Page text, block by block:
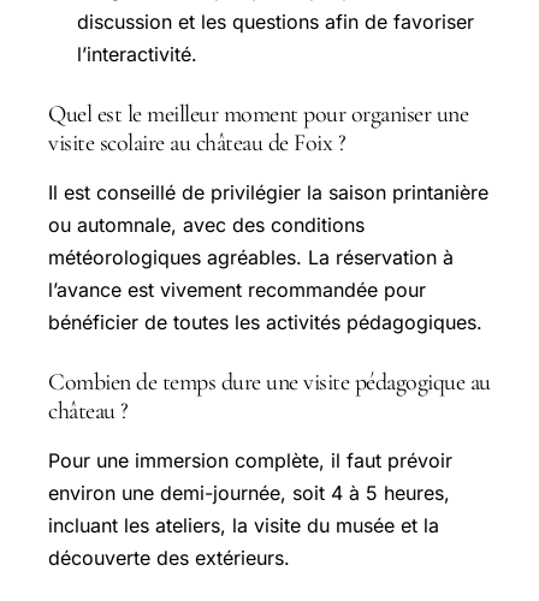
discussion et les questions afin de favoriser
l’interactivité.
Quel est le meilleur moment pour organiser une
visite scolaire au château de Foix ?
Il est conseillé de privilégier la saison printanière
ou automnale, avec des conditions
météorologiques agréables. La réservation à
l’avance est vivement recommandée pour
bénéficier de toutes les activités pédagogiques.
Combien de temps dure une visite pédagogique au
château ?
Pour une immersion complète, il faut prévoir
environ une demi-journée, soit 4 à 5 heures,
incluant les ateliers, la visite du musée et la
découverte des extérieurs.